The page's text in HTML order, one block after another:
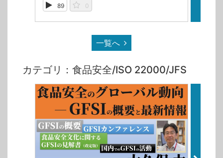
89 0
一覧へ
カテゴリ：食品安全/ISO 22000/JFS